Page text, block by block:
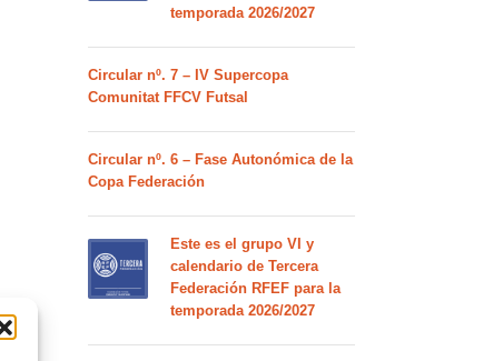
temporada 2026/2027
Circular nº. 7 – IV Supercopa
Comunitat FFCV Futsal
Circular nº. 6 – Fase Autonómica de la
Copa Federación
Este es el grupo VI y
calendario de Tercera
Federación RFEF para la
temporada 2026/2027